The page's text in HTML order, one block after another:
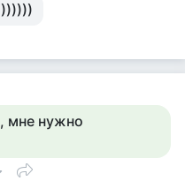
мне нужно